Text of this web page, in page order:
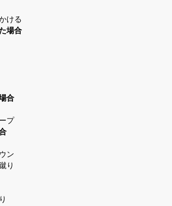
ける
場合
合
プ
ン
り